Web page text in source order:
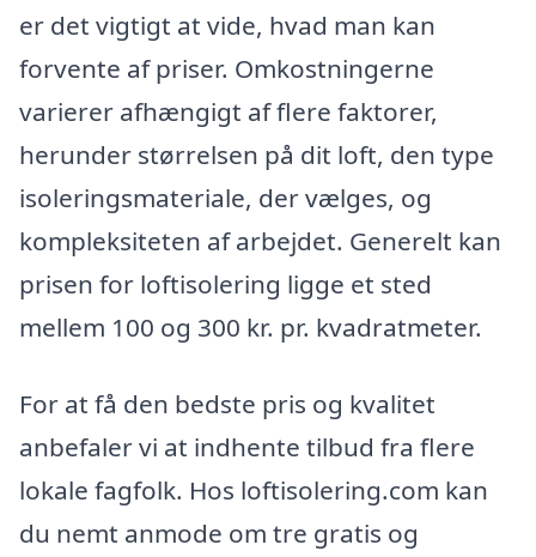
er det vigtigt at vide, hvad man kan
forvente af priser. Omkostningerne
varierer afhængigt af flere faktorer,
herunder størrelsen på dit loft, den type
isoleringsmateriale, der vælges, og
kompleksiteten af arbejdet. Generelt kan
prisen for loftisolering ligge et sted
mellem 100 og 300 kr. pr. kvadratmeter.
For at få den bedste pris og kvalitet
anbefaler vi at indhente tilbud fra flere
lokale fagfolk. Hos loftisolering.com kan
du nemt anmode om tre gratis og